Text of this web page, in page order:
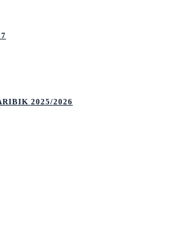
2025/2026